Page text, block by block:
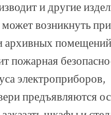
и другие
может возникнуть при
архивных
пожарная
электроприборов,
предъявляются